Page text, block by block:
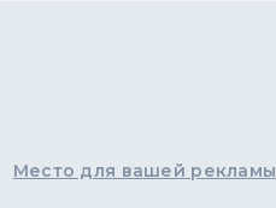
Место для вашей рекламы